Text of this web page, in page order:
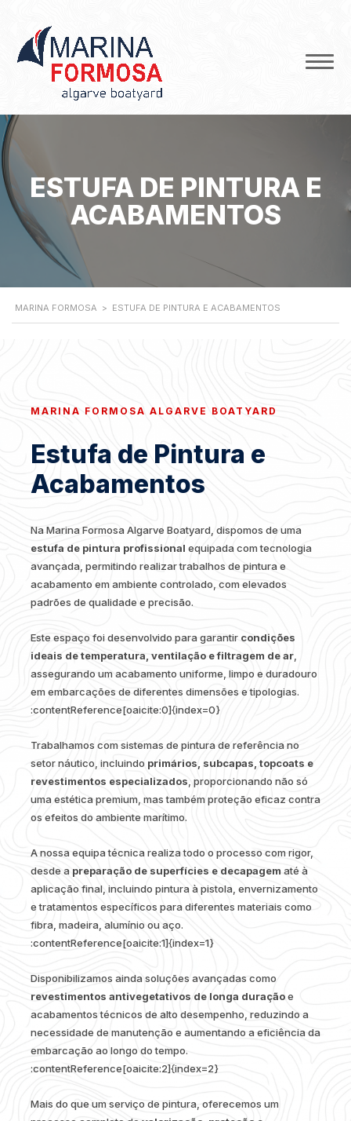
ESTUFA DE PINTURA E
ACABAMENTOS
MARINA FORMOSA > ESTUFA DE PINTURA E ACABAMENTOS
MARINA FORMOSA ALGARVE BOATYARD
Estufa de Pintura e
Acabamentos
Na Marina Formosa Algarve Boatyard, dispomos de uma
estufa de pintura profissional equipada com tecnologia
avançada, permitindo realizar trabalhos de pintura e
acabamento em ambiente controlado, com elevados
padrões de qualidade e precisão.
Este espaço foi desenvolvido para garantir condições
ideais de temperatura, ventilação e filtragem de ar
assegurando um acabamento uniforme, limpo e duradouro
em embarcações de diferentes dimensões e tipologias.
:contentReference[oaicite:0]{index=0}
Trabalhamos com sistemas de pintura de referência no
setor náutico, incluindo primários, subcapas, topcoats e
revestimentos especializados , proporcionando não só
uma estética premium, mas também proteção eficaz contra
os efeitos do ambiente marítimo.
A nossa equipa técnica realiza todo o processo com rigor,
desde a preparação de superfícies e decapagematé à
aplicação final, incluindo pintura à pistola, envernizamento
e tratamentos específicos para diferentes materiais como
fibra, madeira, alumínio ou aço.
:contentReference[oaicite:1]{index=1}
Disponibilizamos ainda soluções avançadas como
revestimentos antivegetativos de longa duraçãoe
acabamentos técnicos de alto desempenho, reduzindo a
necessidade de manutenção e aumentando a eficiência da
embarcação ao longo do tempo.
:contentReference[oaicite:2]{index=2}
Mais do que um serviço de pintura, oferecemos um